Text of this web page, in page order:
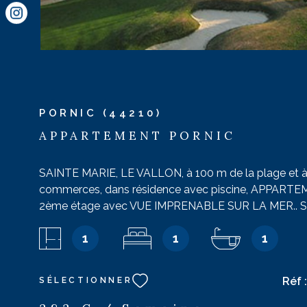
PORNIC (44210)
APPARTEMENT PORNIC
SAINTE MARIE, LE VALLON, à 100 m de la plage et
commerces, dans résidence avec piscine,
2ème étage avec VUE IMPRENABLE SUR LA MER..
coin cuisine : accès au balcon, possibilité de prendre
imprenable sur la mer, convertible, télévision ;
élec., lave-linge, micro-ondes, lave-vaisselle.
lits superposés de 80. Chambre en mezzanine : 1 lit
placard. Salle de bains : baignoire, lavabo. wc
1 1 1
SÉLECTIONNER Réf :